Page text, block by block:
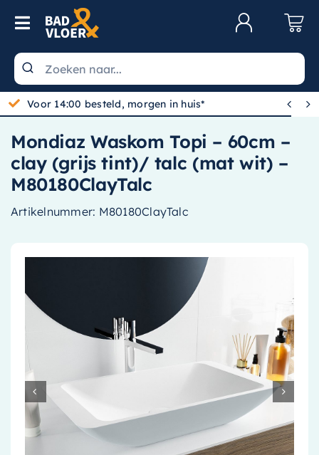
Skip to content
Toggle Navigation
Wastafels
Toiletten
Spiegels
Kranen
Douche
Accessoires
Installatiemateriaal
Klimaatbeheersing
PVC
Gratis bezorgd vanaf 100,-
 
Mondiaz Waskom Topi – 60cm –
clay (grijs tint)/ talc (mat wit) –
M80180ClayTalc
Artikelnummer: M80180ClayTalc